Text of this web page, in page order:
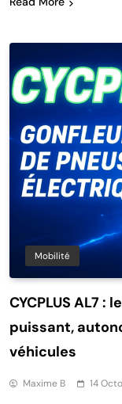
Mobilité
CYCPLUS AL7
puissant,
véhicules
Maxime B 14